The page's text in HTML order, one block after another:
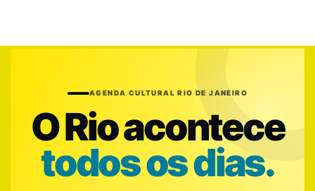
AGENDA CULTURAL RIO DE JANEIRO
O Rio acontece
todos os dias.